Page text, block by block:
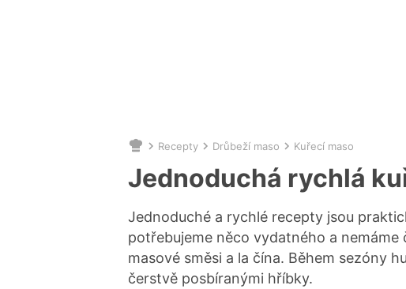
Nacházíte
se
zde:
Recepty Drůbeží maso Kuřecí maso
Jednoduchá rychlá
Jednoduché a rychlé recepty jsou
potřebujeme něco vydatného a nemáme
masové směsi a la čína. Během sezóny
čerstvě posbíranými hříbky.